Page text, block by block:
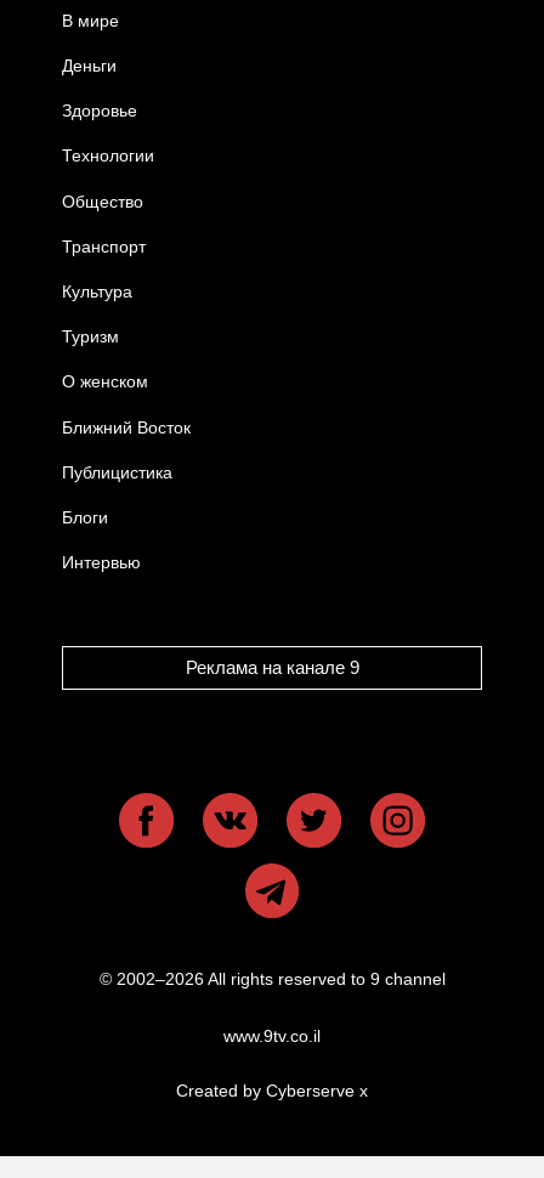
В мире
Деньги
Здоровье
Технологии
Общество
Транспорт
Культура
Туризм
О женском
Ближний Восток
Публицистика
Блоги
Интервью
Реклама на канале 9
© 2002–2026 All rights reserved to 9 channel
www.9tv.co.il
Created by Cyberserve x